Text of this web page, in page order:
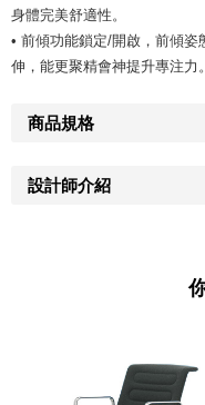
身體完美舒適性。
• 前傾功能鎖定/開啟，前傾
伸，能更聚精會神提升專注力。
商品規格
設計師介紹